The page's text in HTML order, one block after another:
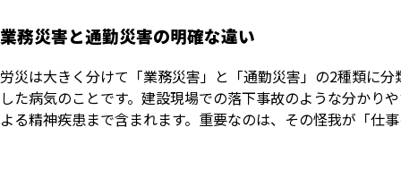
業務災害と通勤災害の明確な違い
労災は大きく分けて「業務災害」と「通勤災害」の2種類に
した病気のことです。建設現場での落下事故のような分かり
よる精神疾患まで含まれます。重要なのは、その怪我が「仕